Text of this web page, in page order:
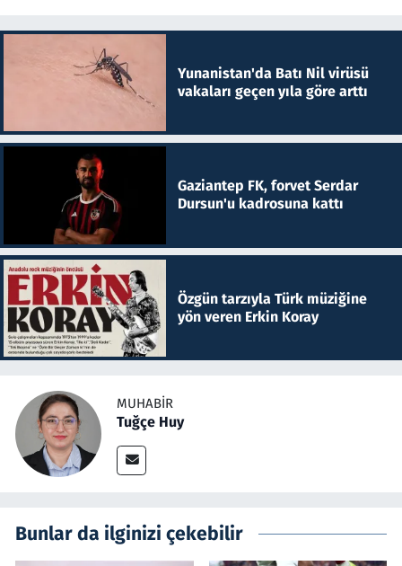
Yunanistan'da Batı Nil virüsü
vakaları geçen yıla göre arttı
Gaziantep FK, forvet Serdar
Dursun'u kadrosuna kattı
Özgün tarzıyla Türk müziğine
yön veren Erkin Koray
MUHABIR
Tuğçe Huy
Bunlar da ilginizi çekebilir